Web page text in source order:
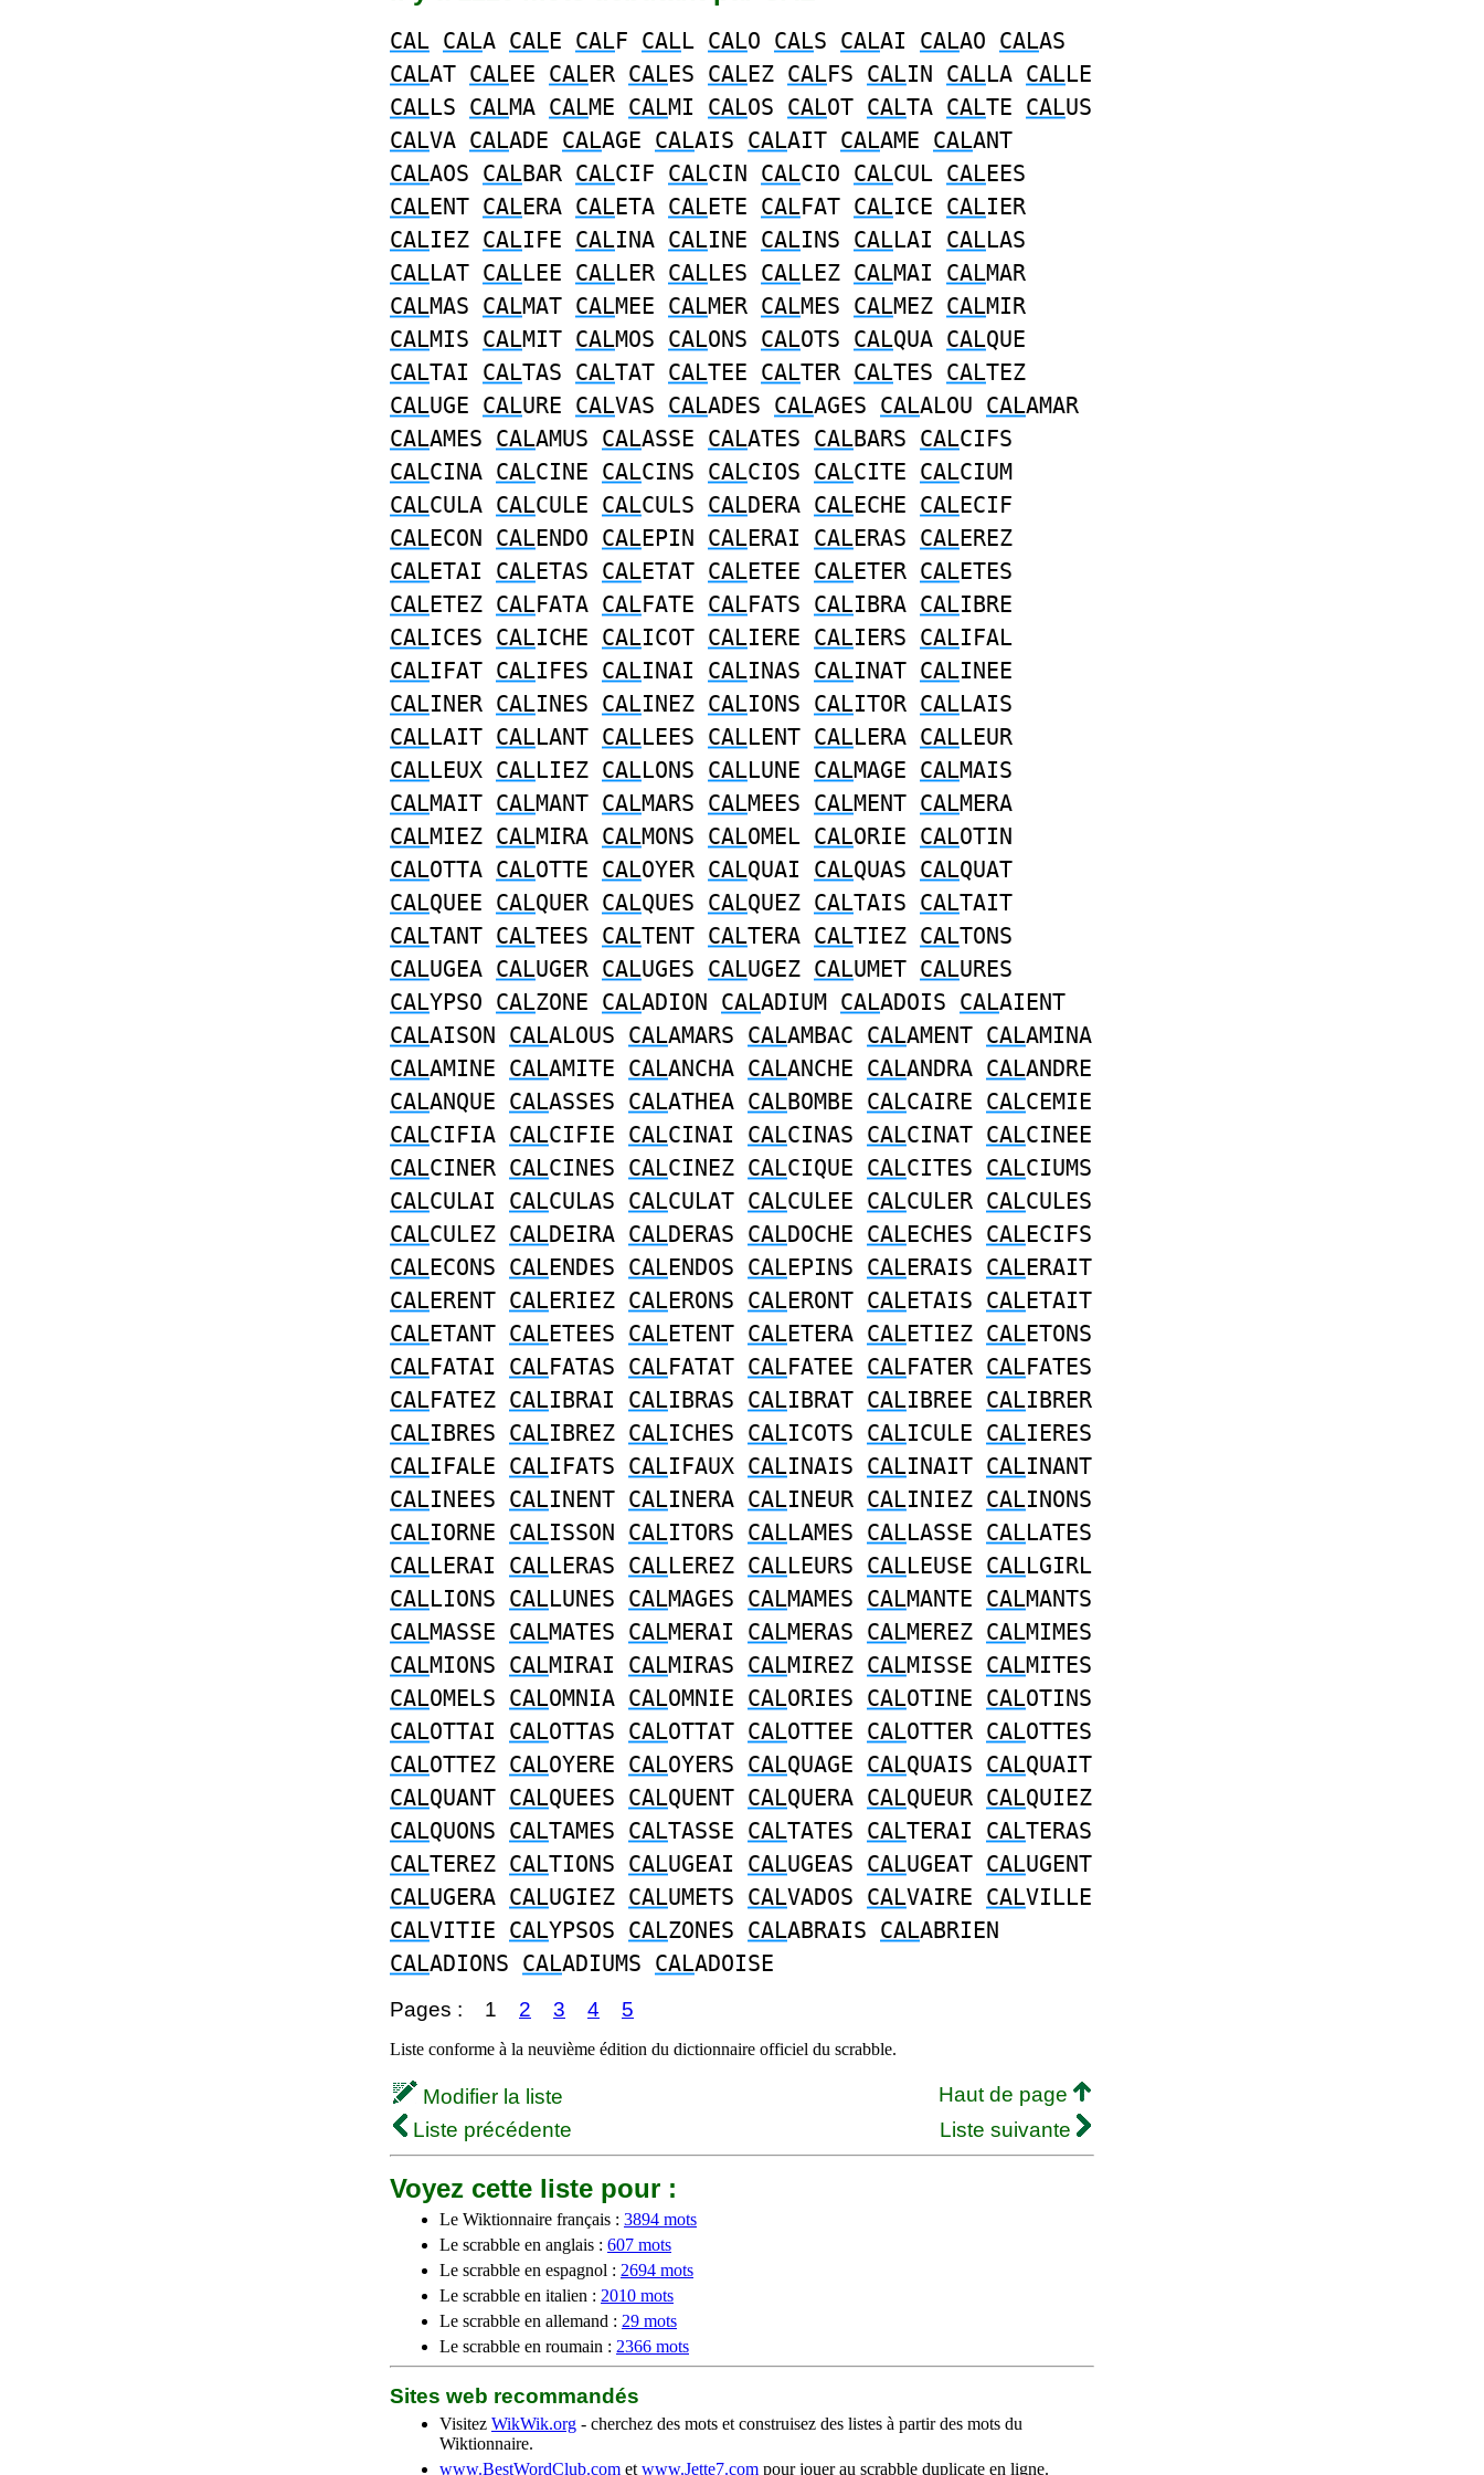
CAL CALA CALE CALF CALL CALO CALS CALAI CALAO CALAS
CALAT CALEE CALER CALES CALEZ CALFS CALIN CALLA CALLE
CALLS CALMA CALME CALMI CALOS CALOT CALTA CALTE CALUS
CALVA CALADE CALAGE CALAIS CALAIT CALAME CALANT
CALAOS CALBAR CALCIF CALCIN CALCIO CALCUL CALEES
CALENT CALERA CALETA CALETE CALFAT CALICE CALIER
CALIEZ CALIFE CALINA CALINE CALINS CALLAI CALLAS
CALLAT CALLEE CALLER CALLES CALLEZ CALMAI CALMAR
CALMAS CALMAT CALMEE CALMER CALMES CALMEZ CALMIR
CALMIS CALMIT CALMOS CALONS CALOTS CALQUA CALQUE
CALTAI CALTAS CALTAT CALTEE CALTER CALTES CALTEZ
CALUGE CALURE CALVAS CALADES CALAGES CALALOU CALAMAR
CALAMES CALAMUS CALASSE CALATES CALBARS CALCIFS
CALCINA CALCINE CALCINS CALCIOS CALCITE CALCIUM
CALCULA CALCULE CALCULS CALDERA CALECHE CALECIF
CALECON CALENDO CALEPIN CALERAI CALERAS CALEREZ
CALETAI CALETAS CALETAT CALETEE CALETER CALETES
CALETEZ CALFATA CALFATE CALFATS CALIBRA CALIBRE
CALICES CALICHE CALICOT CALIERE CALIERS CALIFAL
CALIFAT CALIFES CALINAI CALINAS CALINAT CALINEE
CALINER CALINES CALINEZ CALIONS CALITOR CALLAIS
CALLAIT CALLANT CALLEES CALLENT CALLERA CALLEUR
CALLEUX CALLIEZ CALLONS CALLUNE CALMAGE CALMAIS
CALMAIT CALMANT CALMARS CALMEES CALMENT CALMERA
CALMIEZ CALMIRA CALMONS CALOMEL CALORIE CALOTIN
CALOTTA CALOTTE CALOYER CALQUAI CALQUAS CALQUAT
CALQUEE CALQUER CALQUES CALQUEZ CALTAIS CALTAIT
CALTANT CALTEES CALTENT CALTERA CALTIEZ CALTONS
CALUGEA CALUGER CALUGES CALUGEZ CALUMET CALURES
CALYPSO CALZONE CALADION CALADIUM CALADOIS CALAIENT
CALAISON CALALOUS CALAMARS CALAMBAC CALAMENT CALAMINA
CALAMINE CALAMITE CALANCHA CALANCHE CALANDRA CALANDRE
CALANQUE CALASSES CALATHEA CALBOMBE CALCAIRE CALCEMIE
CALCIFIA CALCIFIE CALCINAI CALCINAS CALCINAT CALCINEE
CALCINER CALCINES CALCINEZ CALCIQUE CALCITES CALCIUMS
CALCULAI CALCULAS CALCULAT CALCULEE CALCULER CALCULES
CALCULEZ CALDEIRA CALDERAS CALDOCHE CALECHES CALECIFS
CALECONS CALENDES CALENDOS CALEPINS CALERAIS CALERAIT
CALERENT CALERIEZ CALERONS CALERONT CALETAIS CALETAIT
CALETANT CALETEES CALETENT CALETERA CALETIEZ CALETONS
CALFATAI CALFATAS CALFATAT CALFATEE CALFATER CALFATES
CALFATEZ CALIBRAI CALIBRAS CALIBRAT CALIBREE CALIBRER
CALIBRES CALIBREZ CALICHES CALICOTS CALICULE CALIERES
CALIFALE CALIFATS CALIFAUX CALINAIS CALINAIT CALINANT
CALINEES CALINENT CALINERA CALINEUR CALINIEZ CALINONS
CALIORNE CALISSON CALITORS CALLAMES CALLASSE CALLATES
CALLERAI CALLERAS CALLEREZ CALLEURS CALLEUSE CALLGIRL
CALLIONS CALLUNES CALMAGES CALMAMES CALMANTE CALMANTS
CALMASSE CALMATES CALMERAI CALMERAS CALMEREZ CALMIMES
CALMIONS CALMIRAI CALMIRAS CALMIREZ CALMISSE CALMITES
CALOMELS CALOMNIA CALOMNIE CALORIES CALOTINE CALOTINS
CALOTTAI CALOTTAS CALOTTAT CALOTTEE CALOTTER CALOTTES
CALOTTEZ CALOYERE CALOYERS CALQUAGE CALQUAIS CALQUAIT
CALQUANT CALQUEES CALQUENT CALQUERA CALQUEUR CALQUIEZ
CALQUONS CALTAMES CALTASSE CALTATES CALTERAI CALTERAS
CALTEREZ CALTIONS CALUGEAI CALUGEAS CALUGEAT CALUGENT
CALUGERA CALUGIEZ CALUMETS CALVADOS CALVAIRE CALVILLE
CALVITIE CALYPSOS CALZONES CALABRAIS CALABRIEN
CALADIONS CALADIUMS CALADOISE
Pages : 1 2 3 4 5
Liste conforme à la neuvième édition du dictionnaire officiel du scrabble.
Modifier la liste
Haut de page
Liste précédente
Liste suivante
Voyez cette liste pour :
Le Wiktionnaire français : 3894 mots
Le scrabble en anglais : 607 mots
Le scrabble en espagnol : 2694 mots
Le scrabble en italien : 2010 mots
Le scrabble en allemand : 29 mots
Le scrabble en roumain : 2366 mots
Sites web recommandés
Visitez WikWik.org - cherchez des mots et construisez des listes à partir des mots du
Wiktionnaire.
www.BestWordClub.com et www.Jette7.com pour jouer au scrabble duplicate en ligne.